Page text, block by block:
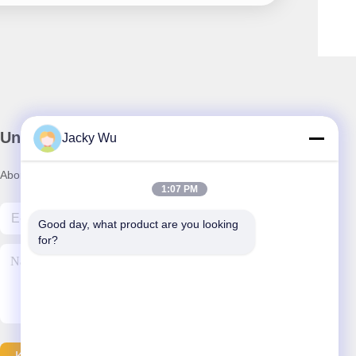
Unser Newsletter
Abonnieren Sie unseren Newsletter für Rabatte und mehr.
Jacky Wu
1:07 PM
Good day, what product are you looking
for?